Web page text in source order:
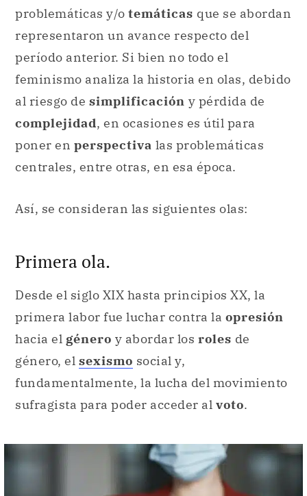
problemáticas y/o temáticas que se abordan
representaron un avance respecto del
período anterior. Si bien no todo el
feminismo analiza la historia en olas, debido
al riesgo de simplificación y pérdida de
complejidad, en ocasiones es útil para
poner en perspectiva las problemáticas
centrales, entre otras, en esa época.
Así, se consideran las siguientes olas:
Primera ola.
Desde el siglo XIX hasta principios XX, la
primera labor fue luchar contra la opresión
hacia el género y abordar los roles de
género, el sexismo social y,
fundamentalmente, la lucha del movimiento
sufragista para poder acceder al voto.